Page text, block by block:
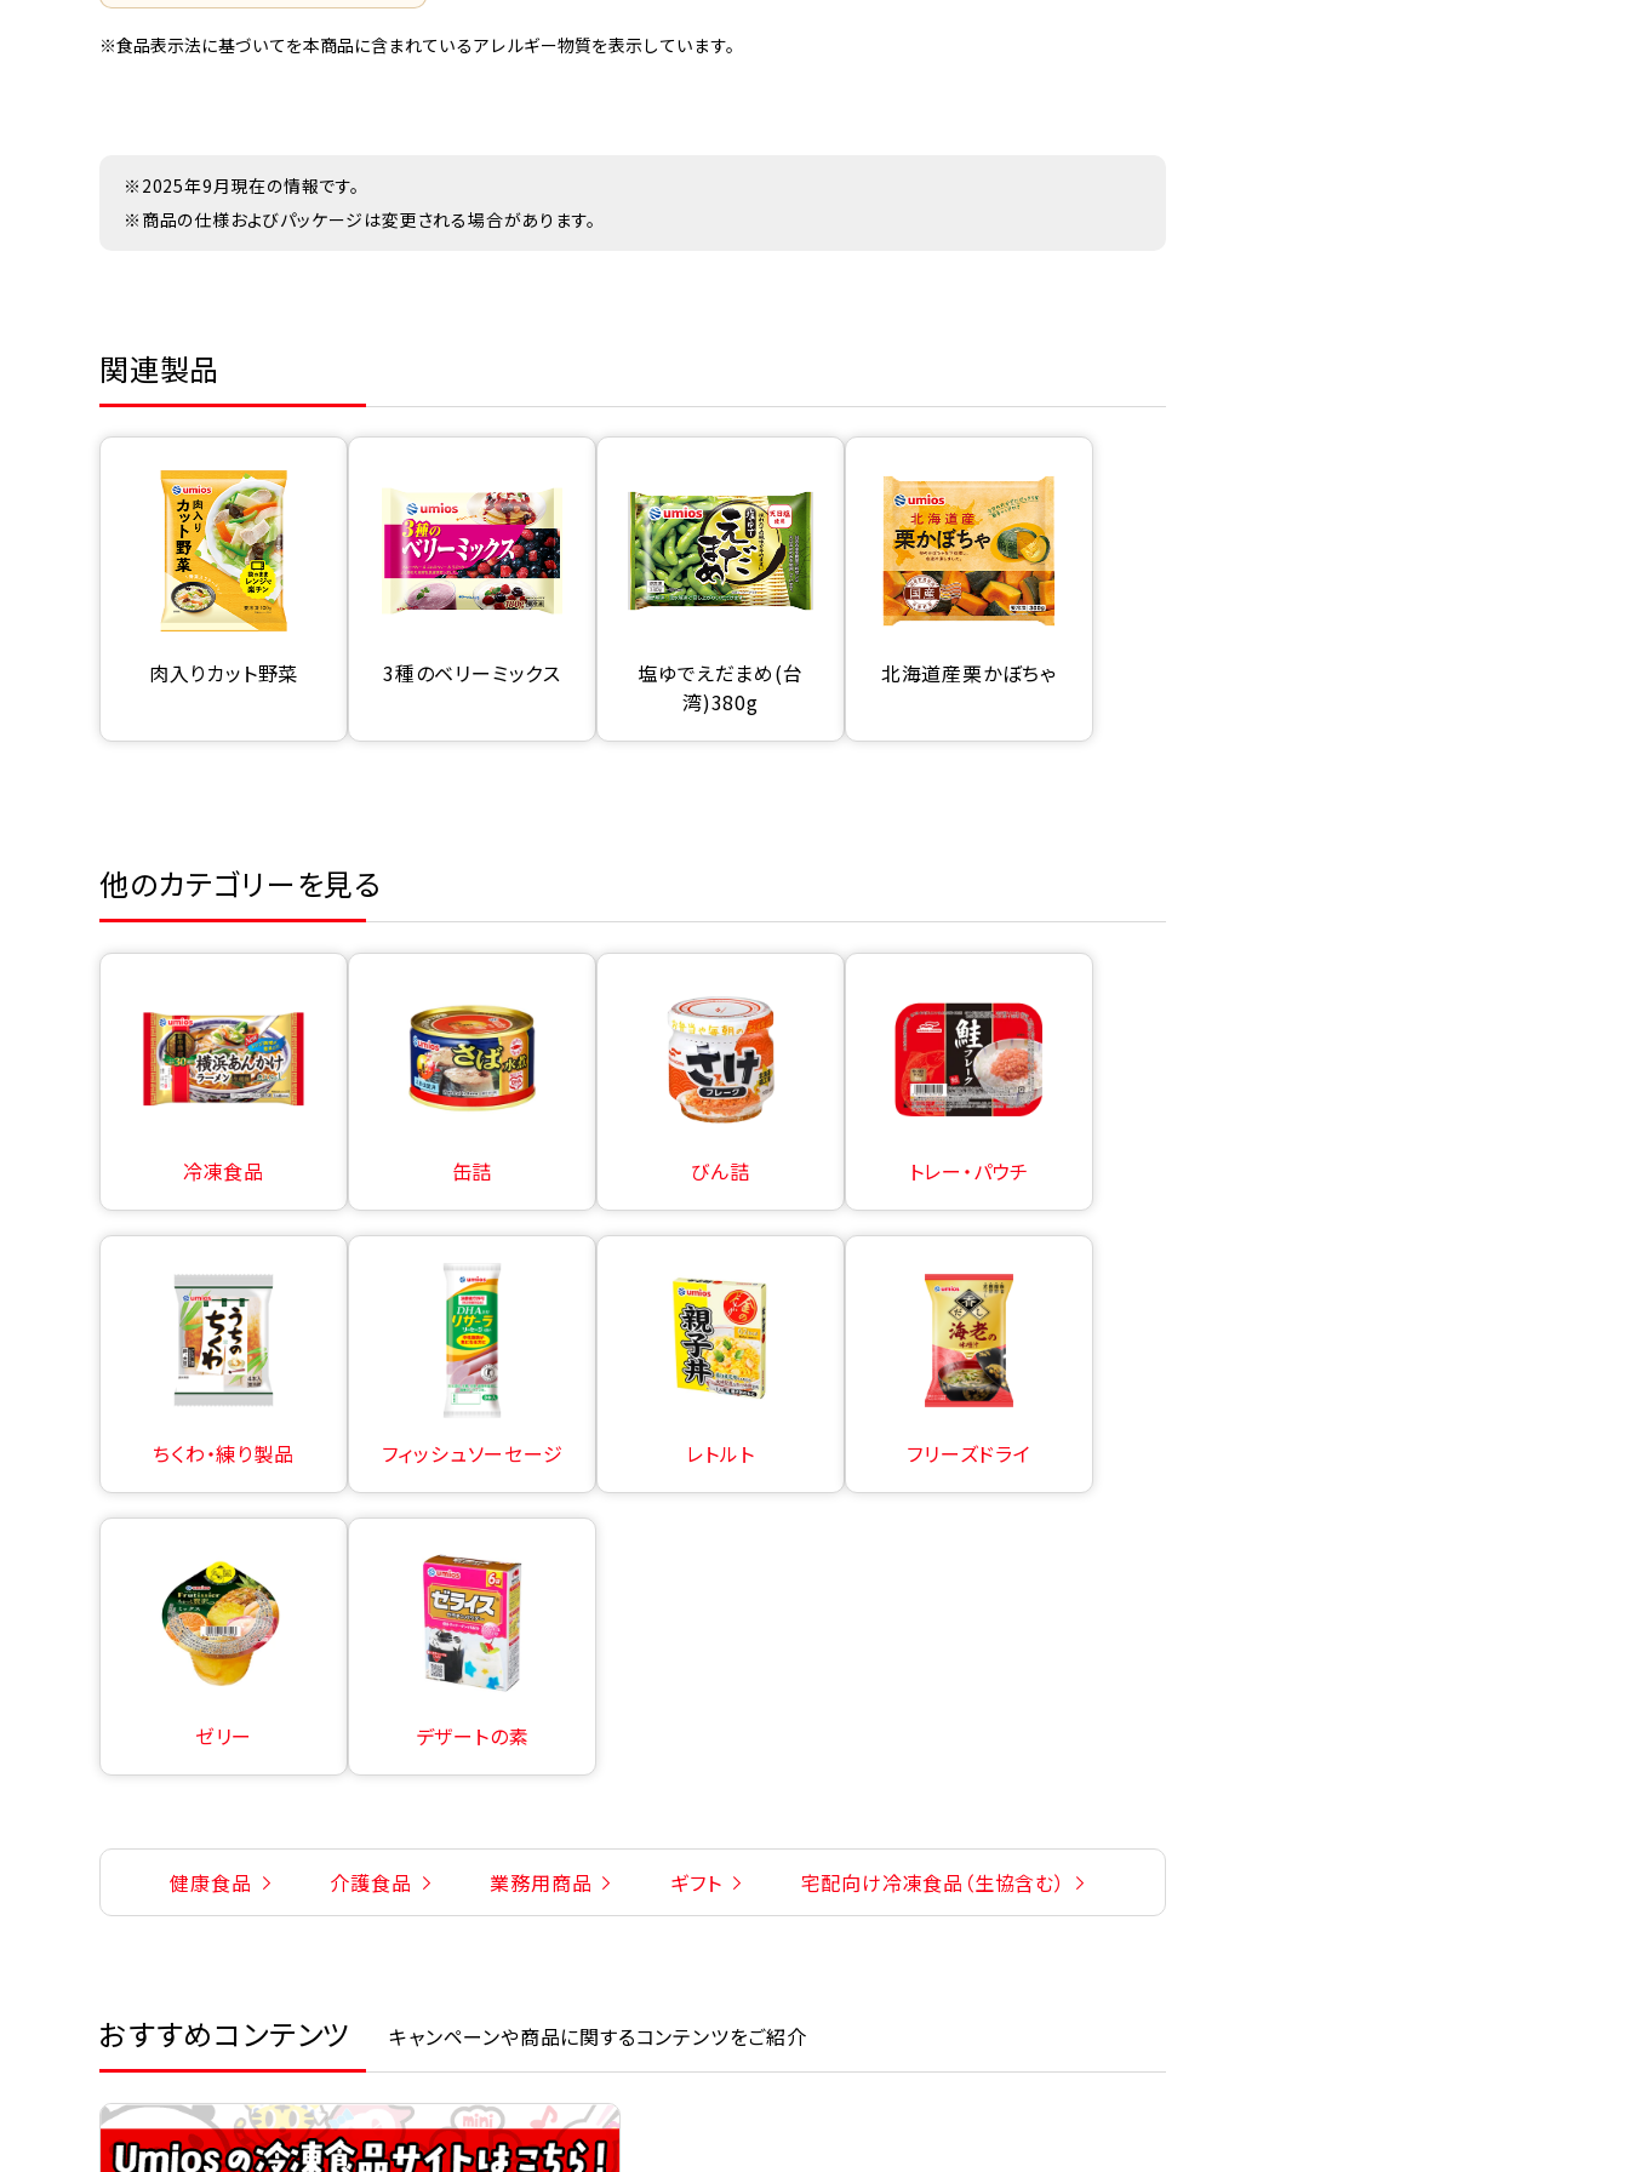
※食品表示法に基づいてを本商品に含まれているアレルギー物質を表示しています。
※2025年9月現在の情報です。
※商品の仕様およびパッケージは変更される場合があります。
関連製品
肉入りカット野菜 3種のベリーミックス
塩ゆでえだまめ(台
湾)380g
北海道産栗かぼちゃ
他のカテゴリーを見る
冷凍食品 缶詰 びん詰 トレー・パウチ
ちくわ・練り製品 フィッシュソーセージ レトルト フリーズドライ
ゼリー デザートの素
健康食品 介護食品 業務用商品 ギフト 宅配向け冷凍食品（生協含む）
おすすめコンテンツ キャンペーンや商品に関するコンテンツをご紹介